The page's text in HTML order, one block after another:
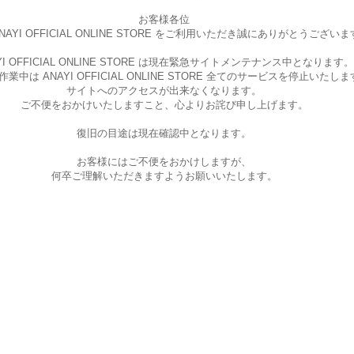
お客様各位
OFFICIAL ONLINE STORE をご利用いただき誠にありがとうございま
OFFICIAL ONLINE STORE は現在緊急サイトメンテナンス中となります。
業中は ANAYI OFFICIAL ONLINE STORE 全てのサービスを停止いたしま
サイトへのアクセスが出来なくなります。
ご不便をおかけいたしますこと、 心よりお詫び申し上げます。
復旧の目途は現在確認中となります。
お客様にはご不便をおかけしますが、
何卒ご理解いただきますようお願いいたします。